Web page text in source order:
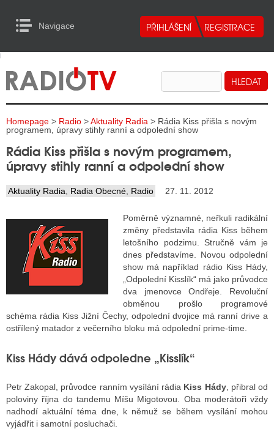
Navigace
RADIA
TELEVIZE
INTERNET
TISK
RADIA
RÁDIÍ
RÁDIÍ
VYSÍLAČE
TELEVIZE
VYSÍLAČE
INTERNET
RÁDIA
to Content
Homepage > Radio >Aktuality Radia > Rádia Kiss přišla s novým
programem, úpravy stihly ranní a odpolední show
Rádia Kiss přišla s novým programem,
úpravy stihly ranní a odpolední show
Aktuality Radia Radia Obecné Radio 27. 11. 2012
Poměrně významné, neřkuli radikální
změny představila rádia Kiss během
letošního podzimu. Stručně vám je
dnes představíme. Novou odpolední
show má například rádio Kiss Hády,
„Odpolední Kisslík“ má jako průvodce
dva jmenovce Ondřeje. Revoluční
obměnou prošlo programové
schéma rádia Kiss Jižní Čechy, odpolední dvojice má ranní drive a
ostřílený matador z večerního bloku má odpolední prime-time.
Kiss Hády dává odpoledne „Kisslík“
Petr Zakopal, průvodce ranním vysílání rádia Kiss Hády, přibral od
poloviny října do tandemu Míšu Migotovou. Oba moderátoři vždy
nadhodí aktuální téma dne, k němuž se během vysílání mohou
vyjádřit i samotní posluchači.